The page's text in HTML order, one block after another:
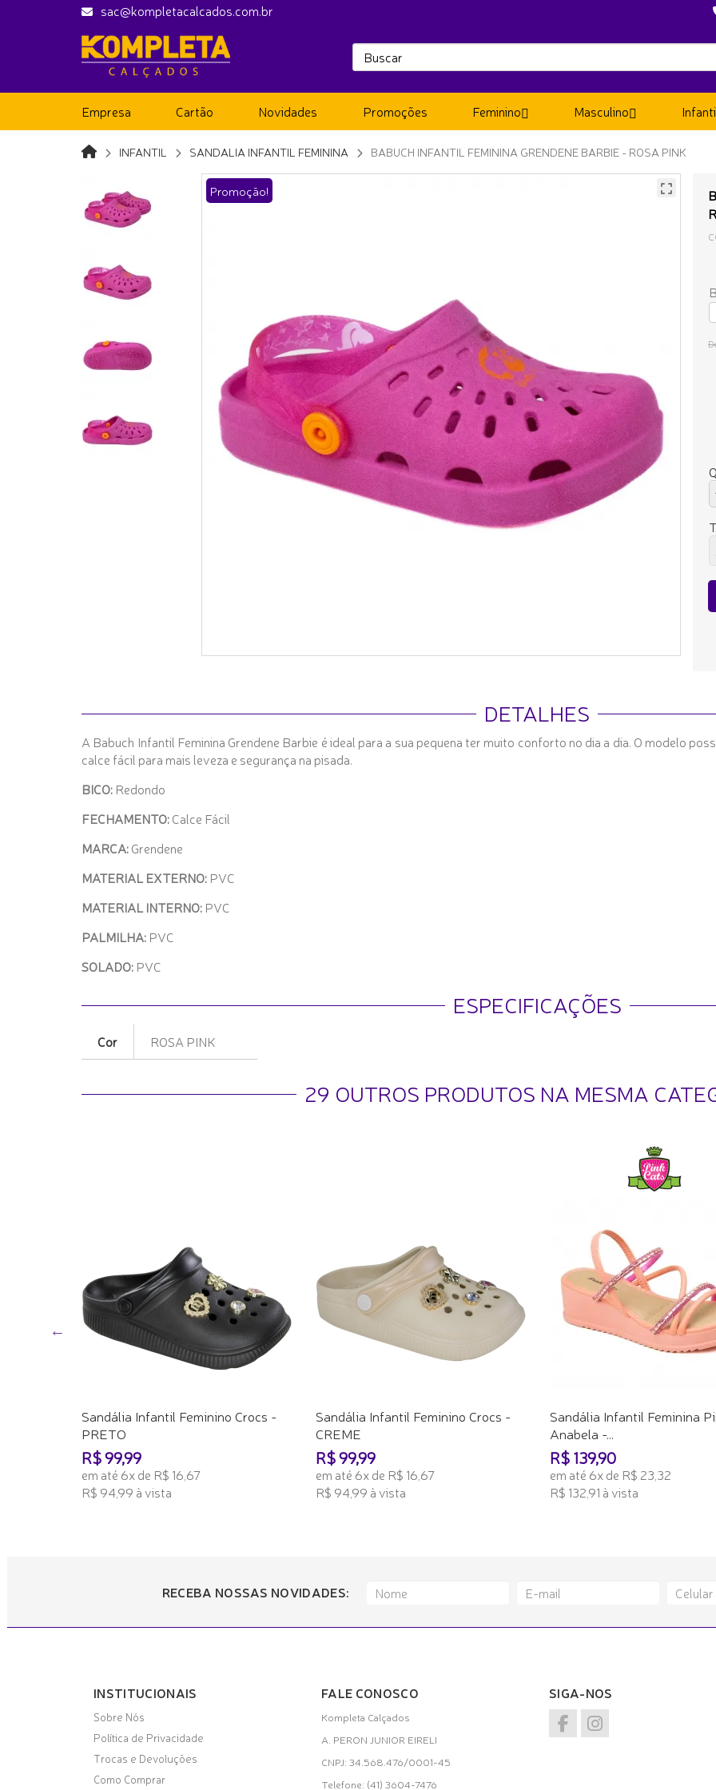
sac@kompletacalcados.com.br
Empresa Cartão Novidades Promoções Feminino Masculino
INFANTIL SANDALIA INFANTIL FEMININA BABUCH INFANTIL FEMININA GRENDENE BARBIE - ROSA PINK
Promoção!
DETALHES
A Babuch Infantil Feminina Grendene Barbie é ideal para a sua pequena ter muito conforto no dia a dia. O modelo
calce fácil para mais leveza e segurança na pisada.
BICO: Redondo
FECHAMENTO:Calce Fácil
MARCA:Grendene
MATERIAL EXTERNO: PVC
MATERIAL INTERNO: PVC
PALMILHA: PVC
SOLADO: PVC
ESPECIFICAÇÕES
Cor ROSA PINK
29 OUTROS PRODUTOS NA MESMA
Sandália Infantil Feminino Crocs -
PRETO
R$ 99,99
em até 6x de R$ 16,67
R$ 94,99 à vista
Sandália Infantil Feminino Crocs -
CREME
R$ 99,99
em até 6x de R$ 16,67
R$ 94,99 à vista
Sandália Infantil Feminina
Anabela -...
R$ 139,90
em até 6x de R$ 23,32
R$ 132,91 à vista
RECEBA NOSSAS NOVIDADES:
INSTITUCIONAIS
Sobre Nós
Política de Privacidade
Trocas e Devoluções
Como Comprar
FALE CONOSCO
Kompleta Calçados
A. PERON JUNIOR EIRELI
CNPJ: 34.568.476/0001-45
Telefone: (41) 3604-7476
SIGA-NOS